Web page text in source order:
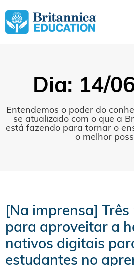
Dia: 14/
Entendemos o poder do
se atualizado com o que a
está fazendo para tornar o
o melhor
[Na imprensa]
para aproveitar a
nativos digitais
estudantes no